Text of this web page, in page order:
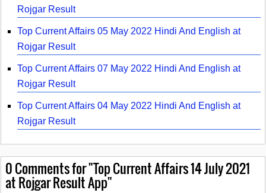
Rojgar Result
Top Current Affairs 05 May 2022 Hindi And English at
Rojgar Result
Top Current Affairs 07 May 2022 Hindi And English at
Rojgar Result
Top Current Affairs 04 May 2022 Hindi And English at
Rojgar Result
0Comments for "Top Current Affairs 14 July 2021
at Rojgar Result App"